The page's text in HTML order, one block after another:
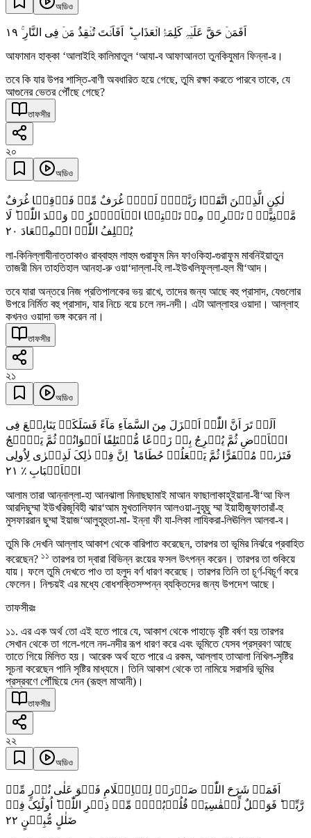
অডিও
اَفَمَنۡ حَقَّ عَلَیۡہِ کَلِمَۃُ الۡعَذَابِ ؕ اَفَاَنۡتَ تُنۡقِذُ مَنۡ فِی النَّارِ ۚ ١٩
আফামান হাক্কা ‘আলাইহি কালিমাতুল ‘আযা-ব আফাআনতা তুনকিযুমান ফিন্না-র।
তবে কি যার উপর শাস্তি-বাণী অবধারিত হয়ে গেছে, তুমি রক্ষা করতে পারবে তাকে, যে
আগুনের ভেতর পৌঁছে গেছে?
তাফসীর
২০
অডিও
لٰکِنِ الَّذِیۡنَ اتَّقَوۡا رَبَّہُمۡ لَہُمۡ غُرَفٌ مِّنۡ فَوۡقِہَا غُرَفٌ
مَّبۡنِیَّۃٌ ۙ تَجۡرِیۡ مِنۡ تَحۡتِہَا الۡاَنۡہٰرُ ۬ؕ وَعۡدَ اللّٰہِ ؕ لَا
یُخۡلِفُ اللّٰہُ الۡمِیۡعَادَ ٢۰
লা-কিনিল্লাযীনাত্তাকাও রাব্বাহুম লাহুম গুরাফুম মিন ফাওকিহা-গুরাফুম মাবনিইয়াতুন
তাজরী মিন তাহতিহাল আনহা-রু ওয়া‘দাল্লা-হি লা-ইউখলিফুল্লা-হুল মী‘আদ।
তবে যারা অন্তরে নিজ প্রতিপালকের ভয় রাখে, তাদের জন্য আছে বহু প্রাসাদ, যেগুলোর
উপরে নির্মিত বহু প্রাসাদ, যার নিচে বয়ে চলে নদ-নদী। এটা আল্লাহর ওয়াদা। আল্লাহ
কখনও ওয়াদা ভঙ্গ করেন না।
তাফসীর
২১
অডিও
اَلَمۡ تَرَ اَنَّ اللّٰہَ اَنۡزَلَ مِنَ السَّمَآءِ مَآءً فَسَلَکَہٗ یَنَابِیۡعَ فِی
الۡاَرۡضِ ثُمَّ یُخۡرِجُ بِہٖ زَرۡعًا مُّخۡتَلِفًا اَلۡوَانُہٗ ثُمَّ یَہِیۡجُ
فَتَرٰىہُ مُصۡفَرًّا ثُمَّ یَجۡعَلُہٗ حُطَامًا ؕ اِنَّ فِیۡ ذٰلِکَ لَذِکۡرٰی لِاُولِی
الۡاَلۡبَابِ ٪ ٢١
আলাম তারা আন্নাল্লা-হা আনঝালা মিনাছছামাই মাআন ফাছালাকাহূইয়ানা-বী‘আ ফিল
আরদিছুম্মা ইউখরিজূবিহী ঝার‘আম মুখতালিফান আলওয়া-নুহূছু ম্মা ইয়াহীজুফাতারাঁ-হু
মুসফাররান ছুম্মা ইয়াজ‘আলুহূহুতা-মা- ইন্না ফী যা-লিকা লাযিকরা-লিঊলিল আলবা-ব।
তুমি কি দেখনি আল্লাহ আকাশ থেকে বারিপাত করেছেন, তারপর তা ভূমির নির্ঝরে প্রবাহিত
করেছেন? ১১ তারপর তা দ্বারা বিভিন্ন রংয়ের ফসল উৎপন্ন করেন। তারপর তা শুকিয়ে
যায়। ফলে তুমি দেখতে পাও তা হলুদ বর্ণ ধারণ করেছে। তারপর তিনি তা চূর্ণ-বিচূর্ণ করে
ফেলেন। নিশ্চয়ই এর মধ্যে বোধশক্তিসম্পন্ন ব্যক্তিদের জন্য উপদেশ আছে।
তাফসীরঃ
১১. এর এক অর্থ তো এই হতে পারে যে, আকাশ থেকে পাহাড়ে বৃষ্টি বর্ষণ হয় তারপর
সেখান থেকে তা গলে-গলে নদ-নদীর রূপ ধারণ করে এবং ভূমিতে যেসব প্রস্রবণ আছে
তাতে গিয়ে মিলিত হয়। আরেক অর্থ হতে পারে এ রকম, আল্লাহ তাআলা নিখিল-সৃষ্টির
সূচনা করেছেন পানি সৃষ্টির মাধ্যমে। তিনি আকাশ থেকে তা নামিয়ে সরাসরি ভূমির
প্রস্রবণে পৌঁছিয়ে দেন (রূহুল মাআনী)।
তাফসীর
২২
অডিও
اَفَمَنۡ شَرَحَ اللّٰہُ صَدۡرَہٗ لِلۡاِسۡلَامِ فَہُوَ عَلٰی نُوۡرٍ مِّنۡ
رَّبِّہٖ ؕ فَوَیۡلٌ لِّلۡقٰسِیَۃِ قُلُوۡبُہُمۡ مِّنۡ ذِکۡرِ اللّٰہِ ؕ اُولٰٓئِکَ فِیۡ
ضَلٰلٍ مُّبِیۡنٍ ٢٢